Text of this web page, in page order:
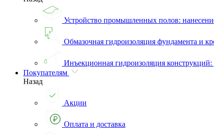
Устройство промышленных полов:
Обмазочная гидроизоляция фундамента и
Инъекционная гидроизоляция
Покупателям
Назад
Акции
Оплата и доставка